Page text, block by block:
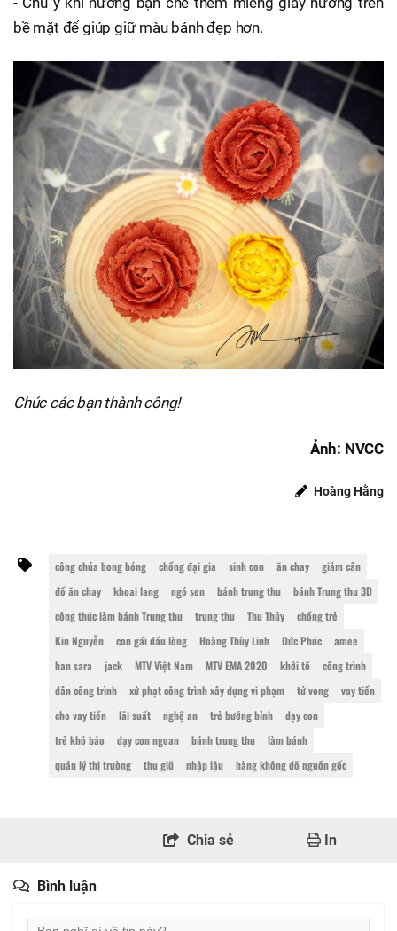
bề mặt để giúp giữ màu bánh đẹp hơn.
Chúc các bạn thành công!
Ảnh: NVCC
Hoàng Hằng
công chúa bong bóng chồng đại gia sinh con ăn chay
giảm cân
đồ ăn chay
khoai lang ngó sen bánh trung thu
bánh Trung thu 3D
công thức làm bánh Trung thu
trung thu Thu Thủy
chồng trẻ
Kin Nguyễn
con gái đầu lòng Hoàng Thùy Linh Đức Phúc
amee
han sara
jack MTV Việt Nam MTV EMA 2020 khởi tố
công trình
dân công trình
xử phạt công trình xây dựng vi phạm tử vong
vay tiền
cho vay tiền
lãi suất nghệ an trẻ bướng bỉnh
dạy con
trẻ khó bảo
dạy con ngoan bánh trung thu
làm bánh
quản lý thị trường
thu giữ nhập lậu hàng không dõ nguồn gốc
Chia sẻ In
Bình luận